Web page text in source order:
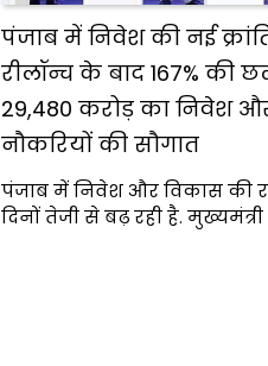
पंजाब में निवेश की नई
रीलॉन्च के बाद 167% की
₹29,480 करोड़ का निवेश
नौकरियों की सौगात
पंजाब में निवेश और विकास की
दिनों तेजी से बढ़ रही है.